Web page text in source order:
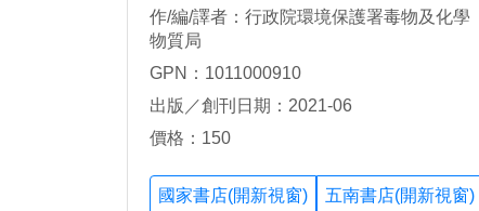
作/編/譯者：行政院環境保護署毒物及化學
物質局
GPN：1011000910
出版／創刊日期：2021-06
價格：150
國家書店(開新視窗) 五南書店(開新視窗)